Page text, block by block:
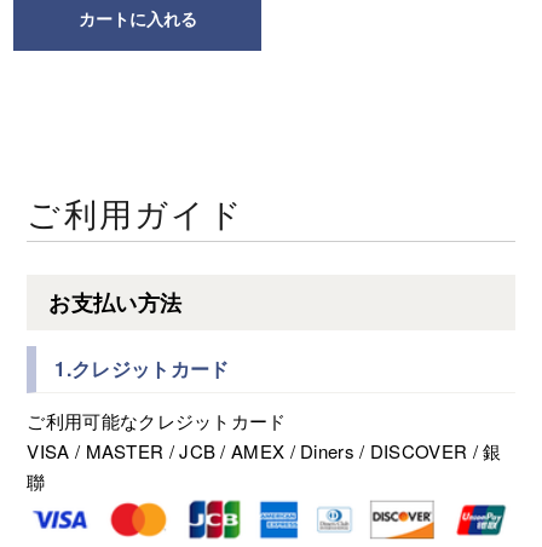
ギフト
カートに入れる
ご利用ガイド
お支払い方法
1.クレジットカード
ご利用可能なクレジットカード
VISA / MASTER / JCB / AMEX / Diners / DISCOVER / 銀
聯